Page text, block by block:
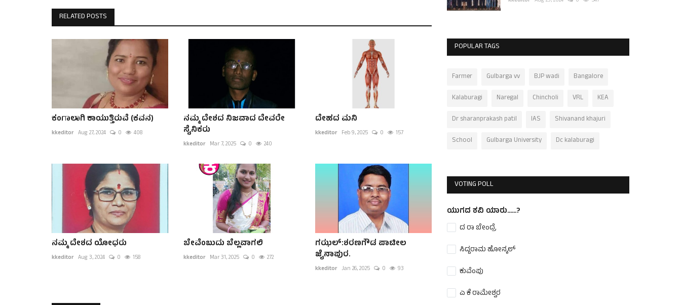
RELATED POSTS
ಕಂಗಾಲಾಗಿ ಕಾಯುತ್ತಿರುವೆ (ಕವನ)
kkeditor Aug 27, 2024 0 408
ನಮ್ಮ ದೇಶದ ನಿಜವಾದ ದೇವರೇ
ಸೈನಿಕರು
kkeditor Mar 7, 2025 0 240
ದೇಹದ ಮನಿ
kkeditor Feb 9, 2025 0 157
ನಮ್ಮ ದೇಶದ ಯೋಧರು
kkeditor Aug 3, 2024 0 158
ಬೇವೆಂಬುದು ಬೆಲ್ಲವಾಗಲಿ
kkeditor Mar 31, 2025 0 272
ಗಝಲ್:ಶರಣಗೌಡ ಪಾಟೀಲ
ಜೈನಾಪುರ.
kkeditor Jan 26, 2025 0 93
POPULAR TAGS
Farmer Gulbarga vv BJP wadi
Bangalore
Kalaburagi
Naregal Chincholi VRL
KEA
Dr sharanprakash patil
IAS
Shivanand khajuri
School
Gulbarga University Dc kalaburagi
VOTING POLL
ಯುಗದ ಕವಿ ಯಾರು......?
ದ ರಾ ಬೇಂದ್ರೆ
ಸಿದ್ದರಾಮ ಹೋನ್ಕಲ್
ಕುವೆಂಪು
ಎ ಕೆ ರಾಮೇಶ್ವರ